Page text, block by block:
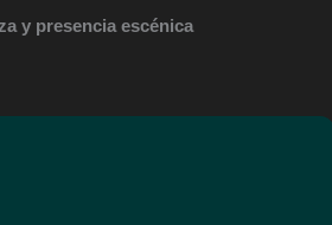
y presencia escénica